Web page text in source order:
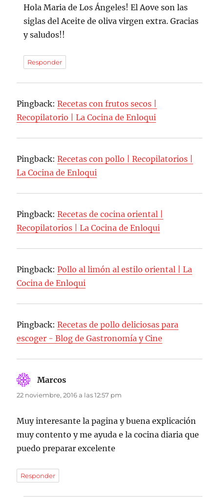
Hola Maria de Los Ángeles! El Aove son las
siglas del Aceite de oliva virgen extra. Gracias
y saludos!!
Responder
Pingback:Recetas con frutos secos |
Recopilatorio | La Cocina de Enloqui
Pingback:Recetas con pollo | Recopilatorios |
La Cocina de Enloqui
Pingback:Recetas de cocina oriental |
Recopilatorios | La Cocina de Enloqui
Pingback:Pollo al limón al estilo oriental | La
Cocina de Enloqui
Pingback:Recetas de pollo deliciosas para
escoger - Blog de Gastronomía y Cine
Marcos
22 noviembre, 2016 a las 12:57 pm
Muy interesante la pagina y buena explicación
muy contento y me ayuda e la cocina diaria que
puedo preparar excelente
Responder